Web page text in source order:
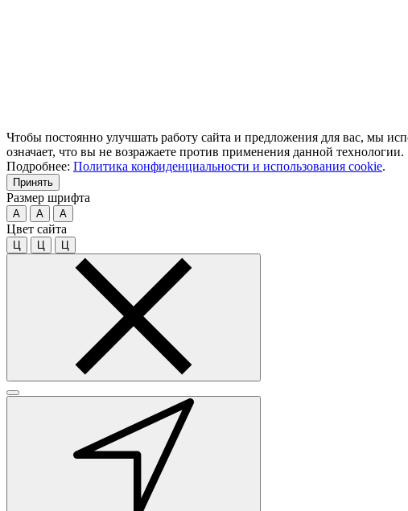
Чтобы постоянно улучшать работу сайта и предложения для вас, мы
означает, что вы не возражаете против применения данной технологии.
Подробнее: Политика конфиденциальности и использования cookie.
Принять
Размер шрифта
A A A
Цвет сайта
Ц Ц Ц